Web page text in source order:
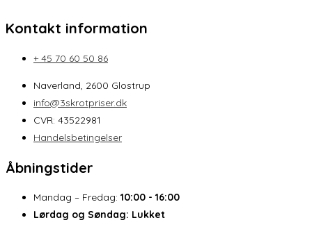
Kontakt information
+ 45 70 60 50 86
Naverland, 2600 Glostrup
info@3skrotpriser.dk
CVR: 43522981
Handelsbetingelser
Åbningstider
Mandag – Fredag: 10:00 - 16:00
Lørdag og Søndag: Lukket